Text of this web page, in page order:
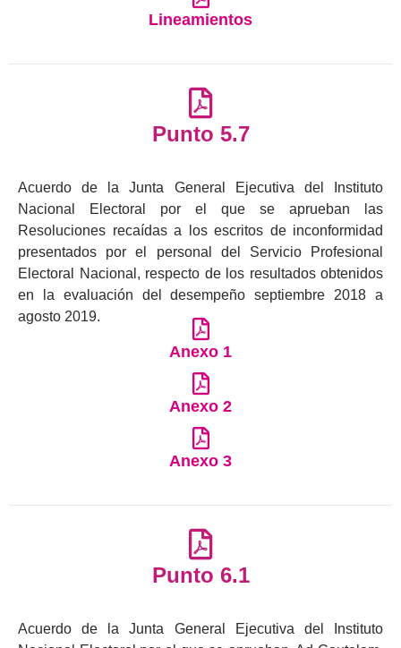
Lineamientos
Punto 5.7
Acuerdo de la Junta General Ejecutiva del Instituto
Nacional Electoral por el que se aprueban las
Resoluciones recaídas a los escritos de inconformidad
presentados por el personal del Servicio Profesional
Electoral Nacional, respecto de los resultados obtenidos
en la evaluación del desempeño septiembre 2018 a
agosto 2019.
Anexo 1
Anexo 2
Anexo 3
Punto 6.1
Acuerdo de la Junta General Ejecutiva del Instituto